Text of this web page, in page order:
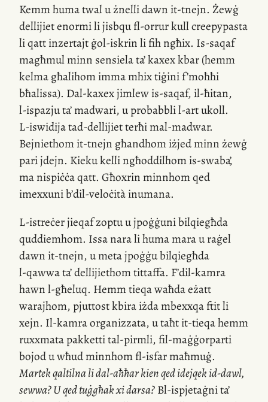
Kemm huma twal u żnelli dawn it-tnejn. Żewġ
dellijiet enormi li jisbqufl-orrurkull creepypasta
li qatt inzertajtġol-iskrinli fih ngħix. Is-saqaf
magħmul minn sensiela ta’ kaxex kbar (hemm
kelma għalihom imma mhix tiġini f’moħħi
bħalissa). Dal-kaxexjimlewis-saqaf, il-ħitan,
l-ispazjuta’ madwari, u probabblil-artukoll.
L-iswidijatad-dellijiet terħimal-madwar.
Bejniethomit-tnejn għandhom iżjed minn żewġ
pari jdejn. Kieku kelli ngħoddilhomis-swaba’
,
ma nispiċċa qatt. Għoxrin minnhom qed
imexxuni b’dil-veloċitàinumana.
L-istreċerjieqaf zoptu u jpoġġuni bilqiegħda
quddiemhom. Issa nara li huma mara u raġel
dawn it-tnejn, u meta jpoġġu bilqiegħda
l-qawwata’ dellijiethom tittaffa. F’dil-kamra
hawnl-għeluq. Hemm tieqa waħda eżatt
warajhom, pjuttost kbira iżda mbexxqa ftit li
xejn. Il-kamraorganizzata, u taħtit-tieqahemm
ruxxmata pakkettital-pirmli, fil-maġġorparti
bojod u wħud minnhomfl-isfarmaħmuġ.
Martek qaltilna lidal-aħħarkien qed idejqekid-dawl,
sewwa? U qed tuġgħak xi darsa?Bl-ispjetaġnita’